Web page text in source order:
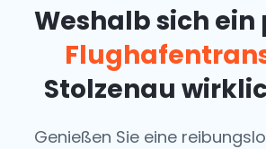
Weshalb sich
Stolzenau
Genießen Sie eine